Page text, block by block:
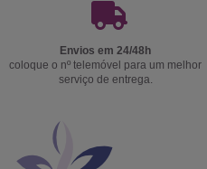
Envios em 24/48h
coloque o nº telemóvel para um melhor
serviço de entrega.